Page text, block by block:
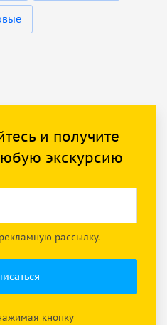
и получите
экскурсию
рассылку.
кнопку